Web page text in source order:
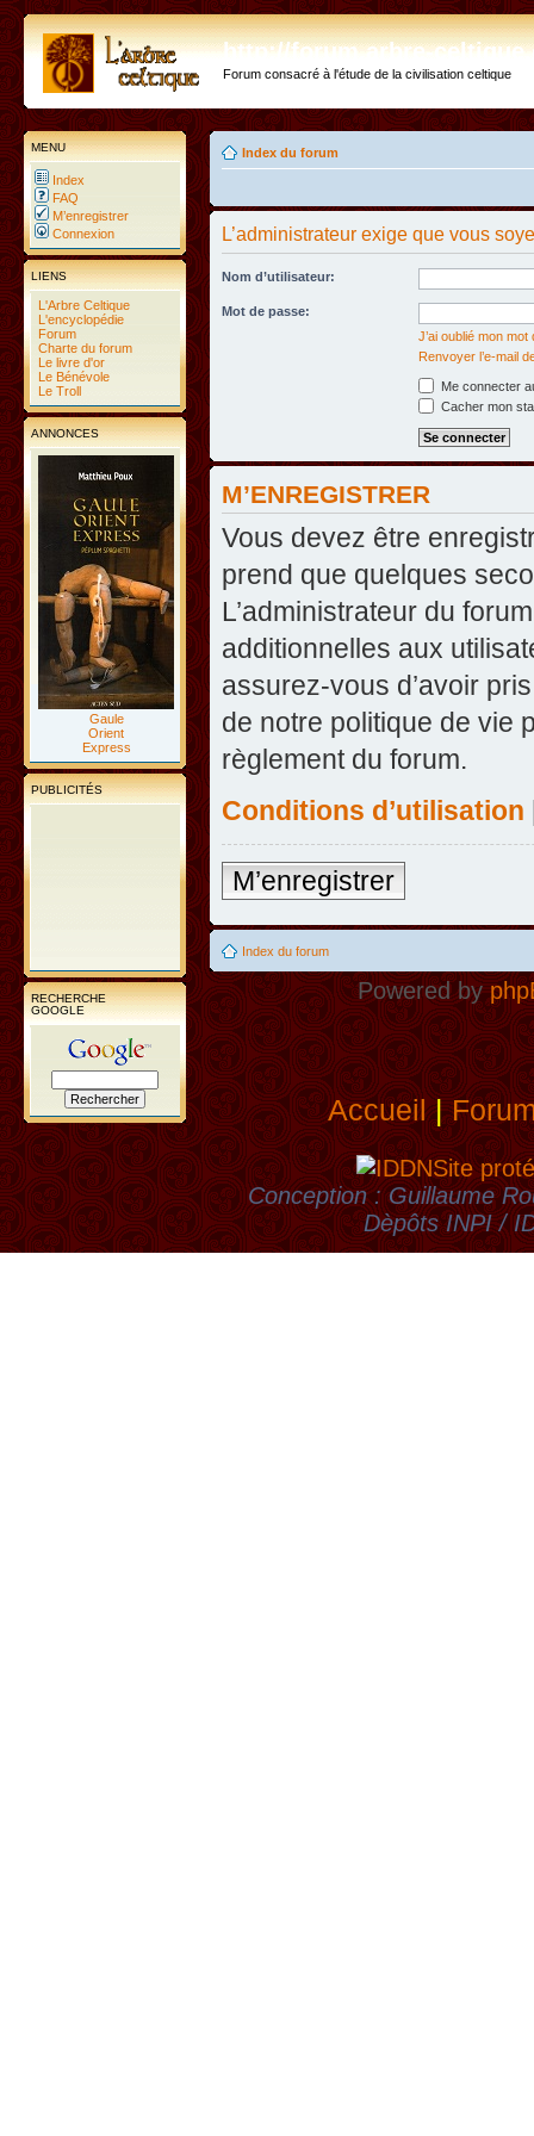
http://forum.arbre-
Forum consacré à l'étude de la civilisation celtique
MENU
Index
FAQ
M’enregistrer
Connexion
LIENS
L'Arbre Celtique
L'encyclopédie
Forum
Charte du forum
Le livre d'or
Le Bénévole
Le Troll
ANNONCES
Gaule
Orient
Express
PUBLICITÉS
RECHERCHE
GOOGLE
Index du forum
L’administrateur exige que vous
Nom d’utilisateur:
Mot de passe:
J’ai oublié mon mot
Renvoyer l’e-mail
Me connecter
Cacher mon
M’ENREGISTRER
Vous devez être
prend que quelques
L’administrateur du
additionnelles aux
assurez-vous d’avoir
de notre politique de vie
règlement du forum.
Conditions d’utilisation
M’enregistrer
Index du forum
Powered by
Accueil|
Site
Conception : Guillaume
Dèpôts INPI /